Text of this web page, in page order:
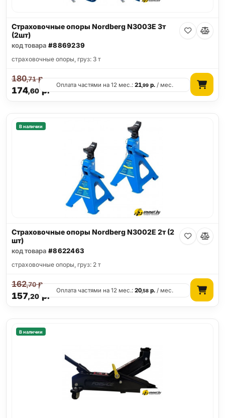
Страховочные опоры Nordberg N3003E 3т
(2шт)
код товара #8869239
страховочные опоры, груз: 3 т
174,60р.
180,71р.
Оплата частями на 12 мес.:21,99 р. / мес.
В наличии
Страховочные опоры Nordberg N3002E 2т (2
шт)
код товара #8622463
страховочные опоры, груз: 2 т
157,20р.
162,70р.
Оплата частями на 12 мес.:20,58 р. / мес.
В наличии